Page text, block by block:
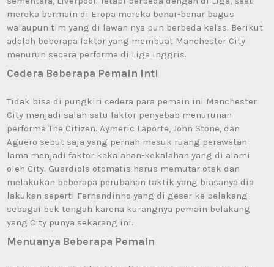
mereka bermain di Eropa mereka benar-benar bagus
walaupun tim yang di lawan nya pun berbeda kelas. Berikut
adalah beberapa faktor yang membuat Manchester City
menurun secara performa di Liga Inggris.
Cedera Beberapa Pemain Inti
Tidak bisa di pungkiri cedera para pemain ini Manchester
City menjadi salah satu faktor penyebab menurunan
performa The Citizen. Aymeric Laporte, John Stone, dan
Aguero sebut saja yang pernah masuk ruang perawatan
lama menjadi faktor kekalahan-kekalahan yang di alami
oleh City. Guardiola otomatis harus memutar otak dan
melakukan beberapa perubahan taktik yang biasanya dia
lakukan seperti Fernandinho yang di geser ke belakang
sebagai bek tengah karena kurangnya pemain belakang
yang City punya sekarang ini.
Menuanya Beberapa Pemain